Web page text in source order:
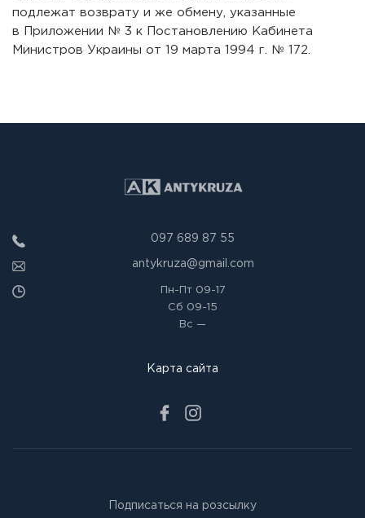
подлежат возврату и же обмену, указанные
в Приложении № 3 к Постановлению Кабинета
Министров Украины от 19 марта 1994 г. № 172.
097 689 87 55
antykruza@gmail.com
Пн-Пт09-17
Сб 09-15
Вс —
Карта сайта
Подписаться на розсылку